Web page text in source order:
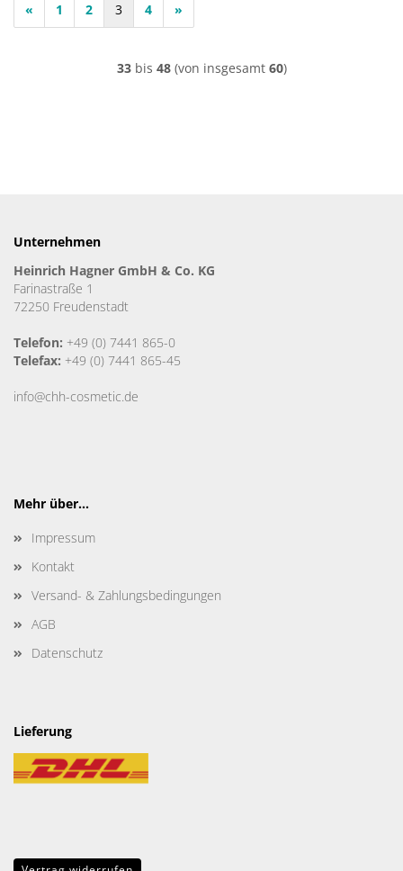
« 1 2 3 4 »
33bis 48(von insgesamt 60)
Unternehmen
Heinrich Hagner GmbH & Co. KG
Farinastraße 1
72250 Freudenstadt
Telefon: +49 (0) 7441 865-0
Telefax: +49 (0) 7441 865-45
info@chh-cosmetic.de
Mehr über...
Impressum
Kontakt
Versand- & Zahlungsbedingungen
AGB
Datenschutz
Lieferung